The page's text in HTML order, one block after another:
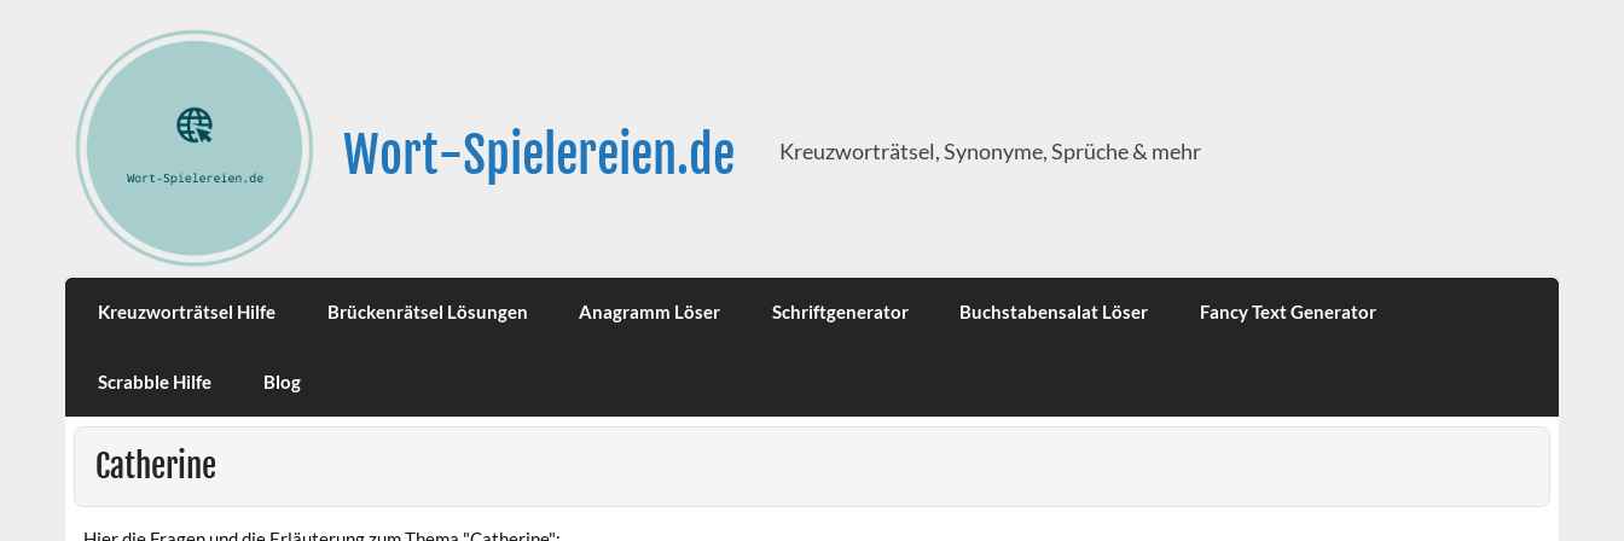
Wort-Spielereien.de Kreuzworträtsel, Synonyme, Sprüche & mehr
Kreuzworträtsel Hilfe Brückenrätsel Lösungen Anagramm Löser Schriftgenerator Buchstabensalat Löser Fancy Text Generator
Scrabble Hilfe Blog
Catherine